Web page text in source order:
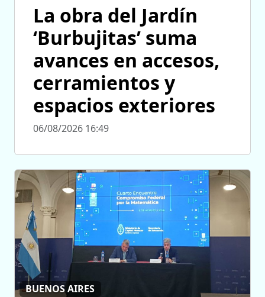
La obra del Jardín
‘Burbujitas’ suma
avances en accesos,
cerramientos y
espacios exteriores
06/08/2026 16:49
BUENOS AIRES